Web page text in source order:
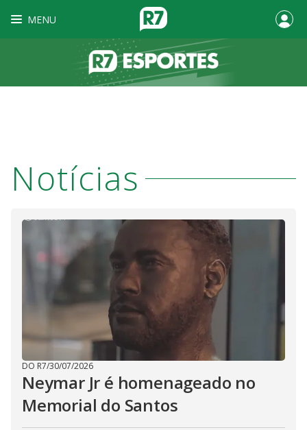
MENU
Notícias
DO R7/30/07/2026
Neymar Jr é homenageado no
Memorial do Santos